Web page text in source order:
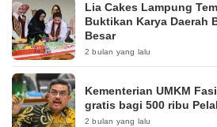
Lia Cakes Lampung
Buktikan Karya Daerah
Besar
2 bulan yang lalu
Kementerian UMKM
gratis bagi 500 ribu
2 bulan yang lalu